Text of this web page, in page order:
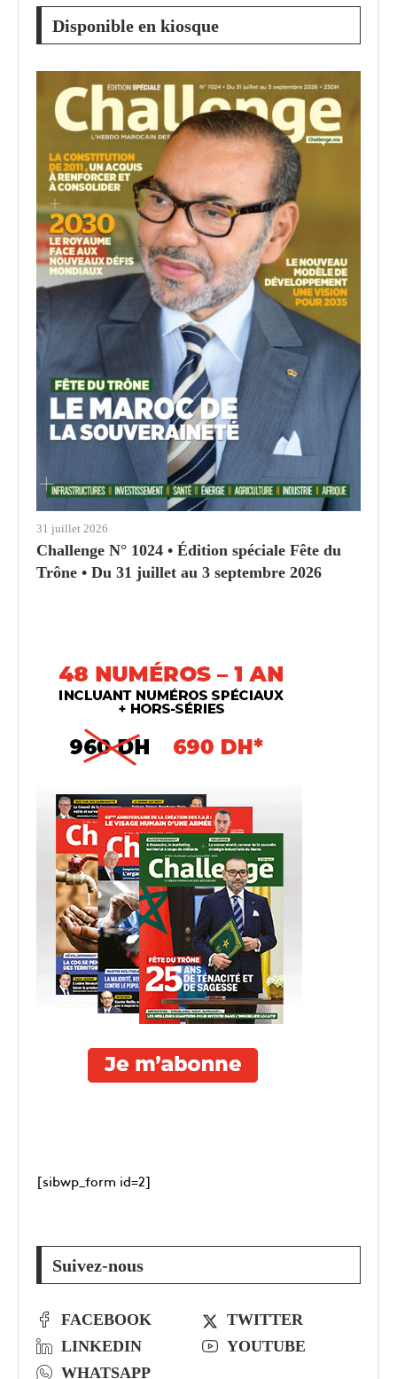
Disponible en kiosque
31 juillet 2026
Challenge N° 1024 • Édition spéciale Fête du
Trône • Du 31 juillet au 3 septembre 2026
[sibwp_form id=2]
Suivez-nous
FACEBOOK
TWITTER
LINKEDIN
YOUTUBE
WHATSAPP